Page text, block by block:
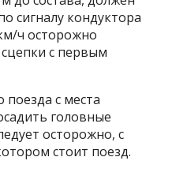
сигналу кондуктора
ч осторожно
с первым
поезда с места
головные
осторожно, с
стоит поезд.